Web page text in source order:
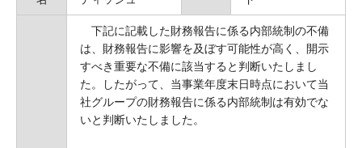
下記に記載した財務報告に係る内部統制の不備
は、財務報告に影響を及ぼす可能性が高く、開示
すべき重要な不備に該当すると判断いたしまし
た。したがって、当事業年度末日時点において当
社グループの財務報告に係る内部統制は有効でな
いと判断いたしました。